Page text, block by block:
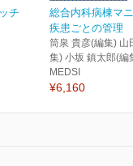
チ
総合内科病棟マ
疾患ごとの管理
筒泉 貴彦(編集) 山
集) 小坂 鎮太郎(編
MEDSI
¥6,160